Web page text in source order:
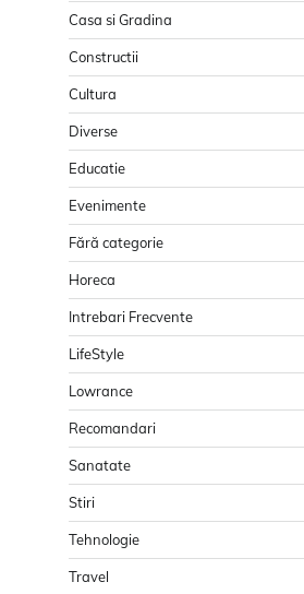
Casa si Gradina
Constructii
Cultura
Diverse
Educatie
Evenimente
Fără categorie
Horeca
Intrebari Frecvente
LifeStyle
Lowrance
Recomandari
Sanatate
Stiri
Tehnologie
Travel